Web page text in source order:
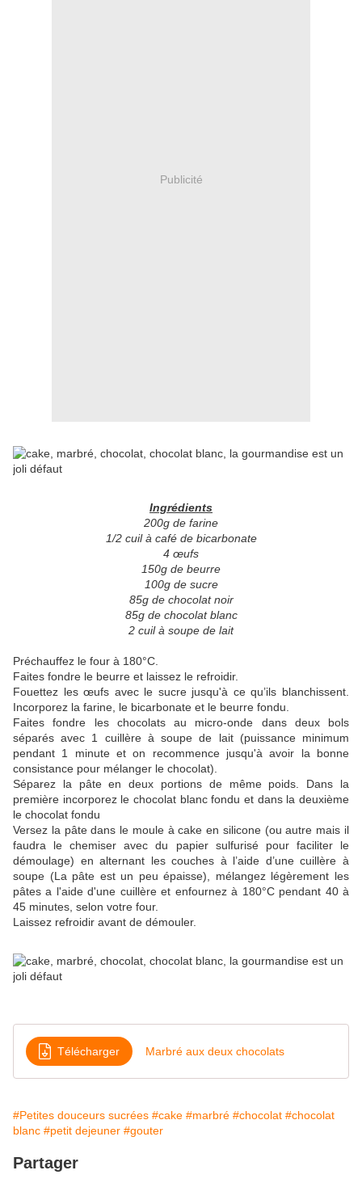
Publicité
Ingrédients
200g de farine
1/2 cuil à café de bicarbonate
4 œufs
150g de beurre
100g de sucre
85g de chocolat noir
85g de chocolat blanc
2 cuil à soupe de lait
Préchauffez le four à 180°C.
Faites fondre le beurre et laissez le refroidir.
Fouettez les œufs avec le sucre jusqu'à ce qu’ils blanchissent.
Incorporez la farine, le bicarbonate et le beurre fondu.
Faites fondre les chocolats au micro-onde dans deux bols
séparés avec 1 cuillère à soupe de lait (puissance minimum
pendant 1 minute et on recommence jusqu'à avoir la bonne
consistance pour mélanger le chocolat).
Séparez la pâte en deux portions de même poids. Dans la
première incorporez le chocolat blanc fondu et dans la deuxième
le chocolat fondu
Versez la pâte dans le moule à cake en silicone (ou autre mais il
faudra le chemiser avec du papier sulfurisé pour faciliter le
démoulage) en alternant les couches à l’aide d’une cuillère à
soupe (La pâte est un peu épaisse), mélangez légèrement les
pâtes a l'aide d'une cuillère et enfournez à 180°C pendant 40 à
45 minutes, selon votre four.
Laissez refroidir avant de démouler.
Télécharger Marbré aux deux chocolats
#Petites douceurs sucrées #cake #marbré #chocolat #chocolat
blanc #petit dejeuner #gouter
Partager